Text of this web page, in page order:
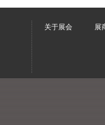
关于展会
展